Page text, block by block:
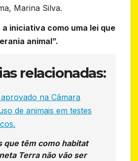
Marina Silva.
iniciativa como uma lei que
animal”.
relacionadas:
na Câmara
de animais em testes
que têm como habitat
Terra não vão ser